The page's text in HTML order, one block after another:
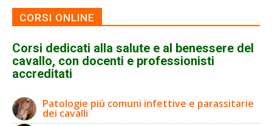
CORSI ONLINE
Corsi dedicati alla salute e al benessere del
cavallo, con docenti e professionisti
accreditati
Patologie più comuni infettive e parassitarie
dei cavalli